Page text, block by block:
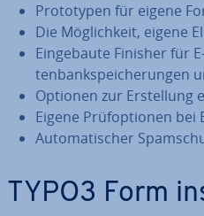
Pro­to­ty­pen für eigene
Die Mög­lich­keit, eigene
Ein­ge­bau­te Finisher für
ten­bank­spei­che­run­gen
Optionen zur Er­stel­lung
Eigene Prüf­op­tio­nen bei
Au­to­ma­ti­scher
TYPO3 Form